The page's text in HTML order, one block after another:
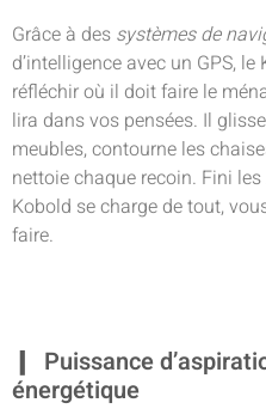
Grâce à des systèmes de
d’intelligence avec un GPS,
réfléchir où il doit faire le
lira dans vos pensées. Il
meubles, contourne les
nettoie chaque recoin. Fini
Kobold se charge de tout,
faire.
Puissance
énergétique